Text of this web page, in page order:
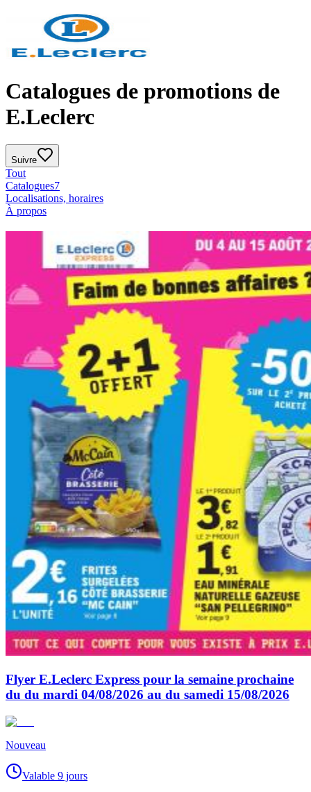
Catalogues de promotions de
E.Leclerc
Suivre
Tout
Catalogues7
Localisations, horaires
À propos
Flyer E.Leclerc Express pour la semaine prochaine
du du mardi 04/08/2026 au du samedi 15/08/2026
Nouveau
Valable 9 jours